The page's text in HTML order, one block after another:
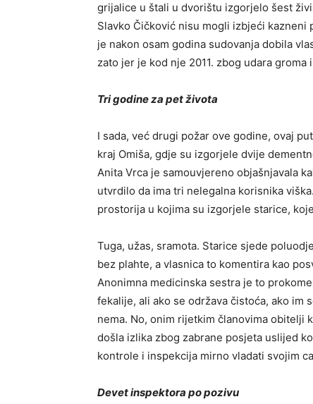
grijalice u štali u dvorištu izgorjelo šest
Slavko Čičković nisu mogli izbjeći
je nakon osam godina sudovanja dobila
zato jer je kod nje 2011. zbog udara
Tri godine za pet života
I sada, već drugi požar ove godine, ovaj
kraj Omiša, gdje su izgorjele dvije
Anita Vrca je samouvjereno objašnjavala
utvrdilo da ima tri nelegalna korisnika
prostorija u kojima su izgorjele starice,
Tuga, užas, sramota. Starice sjede
bez plahte, a vlasni­ca to komentira kao
Anonimna medicinska sestra je to
fe­kalije, ali ako se održava čistoća, ako im
nema. No, onim rijetkim članovima obitelji
došla izlika zbog zabrane posjeta uslijed
kontro­le i inspekcija mirno vladati svojim
Devet inspektora po pozivu